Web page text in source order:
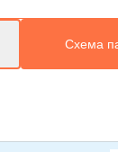
Схема